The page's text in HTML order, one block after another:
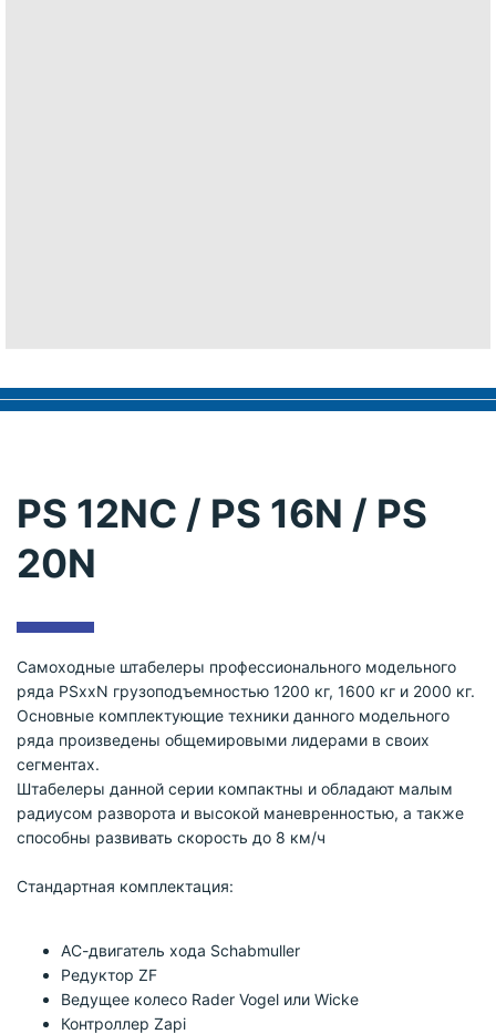
PS 12NC / PS 16N / PS
20N
Самоходные штабелеры профессионального модельного
ряда PSxxN грузоподъемностью 1200 кг, 1600 кг и 2000 кг.
Основные комплектующие техники данного модельного
ряда произведены общемировыми лидерами в своих
сегментах.
Штабелеры данной серии компактны и обладают малым
радиусом разворота и высокой маневренностью, а также
способны развивать скорость до 8 км/ч
Cтандартная комплектация:
АС-двигатель хода Schabmuller
Редуктор ZF
Ведущее колесо Rader Vogel или Wicke
Контроллер Zapi